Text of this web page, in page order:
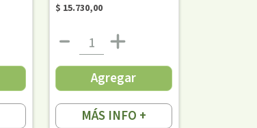
$ 15.730,00
Agregar
MÁS INFO +